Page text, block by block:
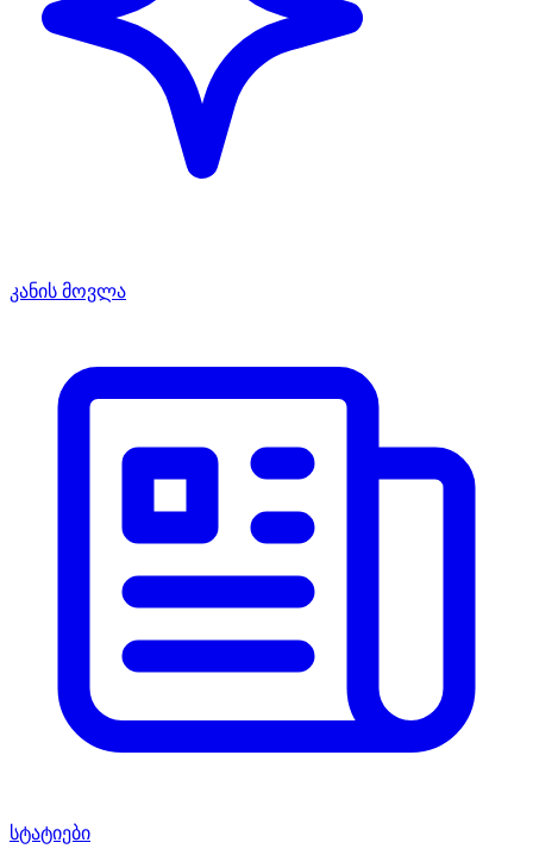
კანის მოვლა
სტატიები